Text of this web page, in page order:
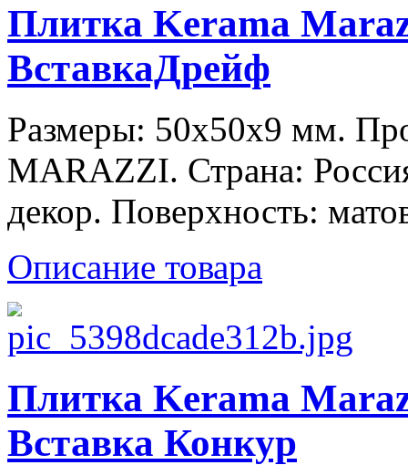
Плитка Kerama
ВставкаДрейф
Размеры: 50x50x9 мм.
MARAZZI. Страна:
декор. Поверхность:
Описание товара
Плитка Kerama
Вставка Конкур